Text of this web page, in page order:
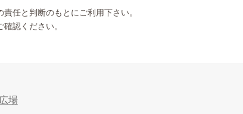
任と判断のもとにご利用下さい。
認ください。
場